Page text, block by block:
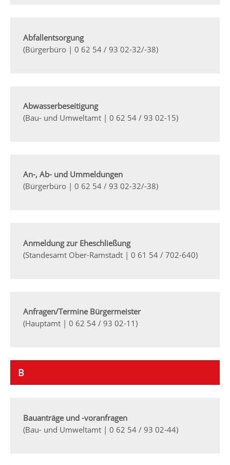
Abfallentsorgung
(Bürgerbüro | 0 62 54 / 93 02-32/-38)
Abwasserbeseitigung
(Bau- und Umweltamt | 0 62 54 / 93 02-15)
An-, Ab- und Ummeldungen
(Bürgerbüro | 0 62 54 / 93 02-32/-38)
Anmeldung zur Eheschließung
(Standesamt Ober-Ramstadt | 0 61 54 / 702-640)
Anfragen/Termine Bürgermeister
(Hauptamt | 0 62 54 / 93 02-11)
B
Bauanträge und -voranfragen
(Bau- und Umweltamt | 0 62 54 / 93 02-44)